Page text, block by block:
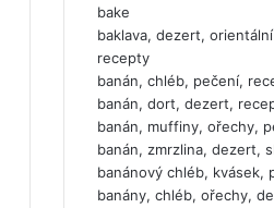
bake
baklava, dezert,
recepty
banán, chléb, pečení,
banán, dort, dezert,
banán, muffiny, ořechy,
banán, zmrzlina, dezert,
banánový chléb, kvásek,
banány, chléb, ořechy,